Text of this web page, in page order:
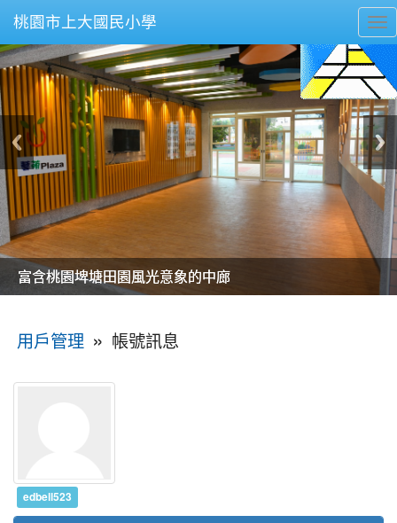
桃園市上大國民小學
美麗的操場是我們活力的來源
美麗的操場是我們活力的來源
煥然一新的小司令台
煥然一新的小司令台
富含桃園埤塘田園風光意象的中廊
富含桃園埤塘田園風光意象的中廊
嶄新的中庭廣場
嶄新的中庭廣場
水生池生生不息
水生池生生不息
用戶管理 » 帳號訊息
edbell523